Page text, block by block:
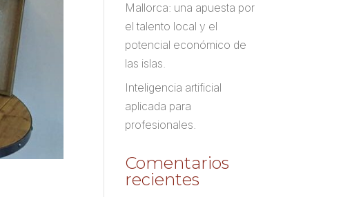
Mallorca: una apuesta por
el talento local y el
potencial económico de
las islas.
Inteligencia artificial
aplicada para
profesionales.
Comentarios
recientes